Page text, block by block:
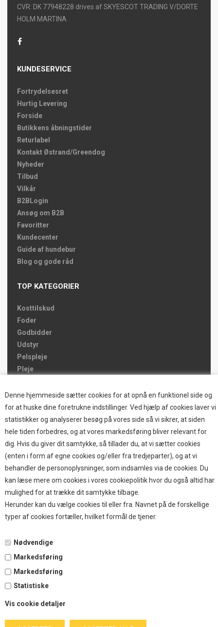
Denne hjemmeside sætter cookies for at opnå en funktionel side og
for at huske dine foretrukne indstillinger. Ved hjælp af cookies laver vi
statistikker og analyserer besøg på vores side så vi sikrer, at siden
hele tiden forbedres, og at vores markedsføring bliver relevant for
dig. Hvis du giver dit samtykke, så tillader du, at vi sætter cookies
(enten i form af egne cookies og/eller fra tredjeparter), og at vi
behandler de personoplysninger, som indsamles via de cookies. Du
kan læse mere om cookies i vores cookiepolitik hvor du også altid har
mulighed for at trække dit samtykke tilbage.
Herunder kan du vælge cookies til eller fra. Navnet på de forskellige
typer af cookies fortæller, hvilket formål de tjener.
Nødvendige
Markedsføring
Markedsføring
Statistiske
Vis cookie detaljer
CVR: DK 77948228 drives af SKYESCOT TRADING V/DORTE
HOLM MARTINA
KUNDESERVICE
Fortrydelsesret
Hurtig Levering
Forside
Butikkens åbningstider
Returlabel
Kontakt Østrand/Greendog
Nyheder
Tilbud
Vilkår
B2BLogin
Ansøg om B2B
Favoritter
Kundecenter
Guide af hundebur
Blog og gode råd
TOP KATEGORIER
Kosttilskud
Foder
Godbidder
Udstyr
Pelspleje
Pleje
Brands
TOP BRANDS
HOKAMIX
HVALPESTART RAIZUP
Thule hundbure
GRAU
STARMARK
VARIOCAGE-MIMSAFE
TILMELD NYHEDSBREV
og nyheder i shoppen. Du kan til en hver tid afmelde igen.